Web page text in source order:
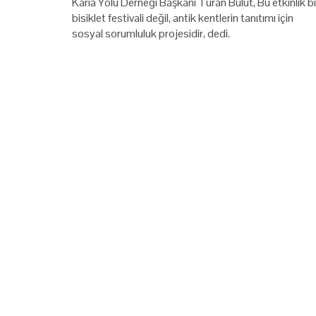
bisiklet festivali değil, antik kentlerin tanıtımı için
sosyal sorumluluk projesidir, dedi.